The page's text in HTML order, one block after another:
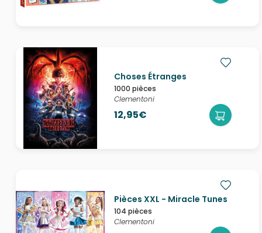
Choses Étranges
1000 pièces
Clementoni
12,95€
Pièces XXL - Miracle Tunes
104 pièces
Clementoni